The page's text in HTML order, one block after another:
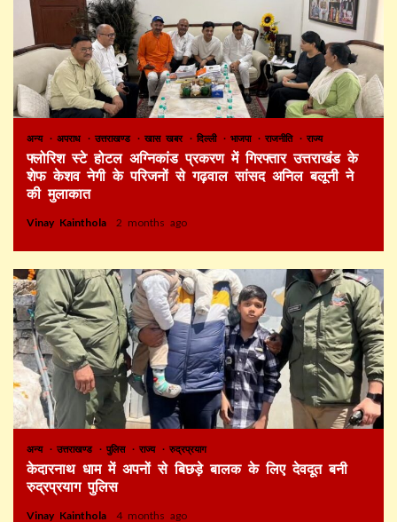
अन्य अपराध उत्तराखण्ड खास खबर दिल्ली भाजपा राजनीति राज्य
फ्लोरिश स्टे होटल अग्निकांड प्रकरण में गिरफ्तार उत्तराखंड के
शेफ केशव नेगी के परिजनों से गढ़वाल सांसद अनिल बलूनी ने
की मुलाकात
Vinay Kainthola 2 months ago
अन्य उत्तराखण्ड पुलिस राज्य रुद्रप्रयाग
केदारनाथ धाम में अपनों से बिछड़े बालक के लिए देवदूत बनी
रुद्रप्रयाग पुलिस
Vinay Kainthola 4 months ago